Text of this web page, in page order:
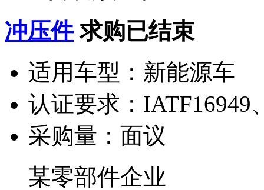
冲压件 求购已结束
适用车型： 新能源车
认证要求： IATF16949
采购量： 面议
某零部件企业